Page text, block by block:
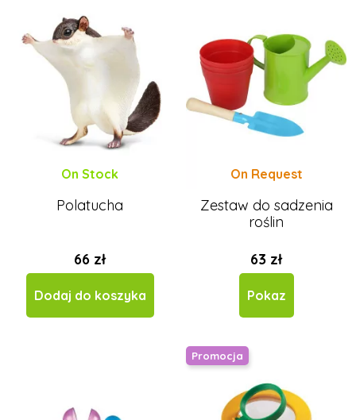
On Stock
Polatucha
66 zł
Dodaj do koszyka
On Request
Zestaw do sadzenia
roślin
63 zł
Pokaz
Promocja